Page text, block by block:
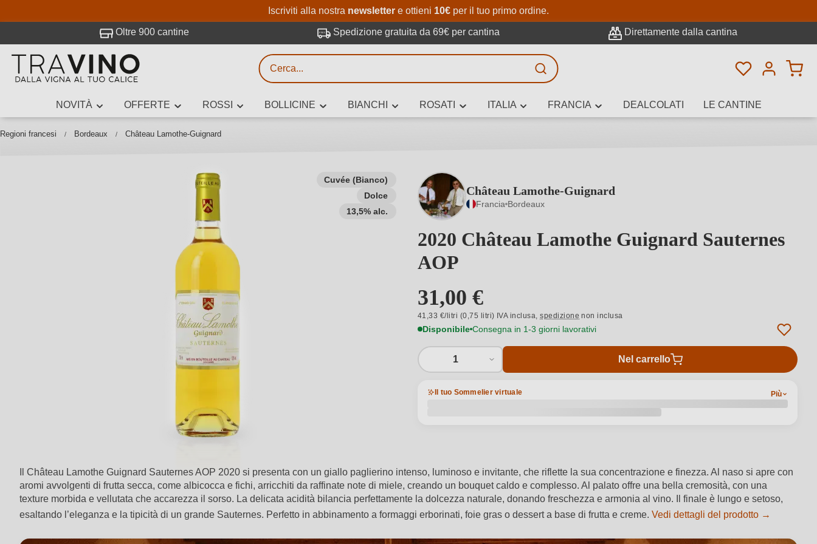
Passa al contenuto principale
Salta alla ricerca
Passa alla navigazione principale
Iscriviti alla nostra newsletter e ottieni 10€ per il tuo primo ordine.
Oltre 900 cantine Spedizione gratuita da 69€ per cantina Direttamente dalla cantina
Hai 0 articoli
NOVITÀ OFFERTE ROSSI BOLLICINE BIANCHI ROSATI ITALIA FRANCIA DEALCOLATI LE CANTINE
Regioni francesi Bordeaux Château Lamothe-Guignard
Cuvée (Bianco)
Dolce
13,5% alc.
Château Lamothe-Guignard
Francia Bordeaux
2020 Château Lamothe Guignard Sauternes
AOP
31,00 €
41,33 €/litri (0,75 litri) IVA inclusa,spedizione non inclusa
Disponibile Consegna in 1-3 giorni lavorativi
1 Nel carrello
Il tuo Sommelier virtuale Più
Il Château Lamothe Guignard Sauternes AOP 2020 si presenta con un giallo paglierino intenso, luminoso e invitante, che riflette la sua concentrazione e finezza. Al naso si apre con
aromi avvolgenti di frutta secca, come albicocca e fichi, arricchiti da raffinate note di miele, creando un bouquet caldo e complesso. Al palato offre una bella cremosità, con una
texture morbida e vellutata che accarezza il sorso. La delicata acidità bilancia perfettamente la dolcezza naturale, donando freschezza e armonia al vino. Il finale è lungo e setoso,
esaltando l’eleganza e la tipicità di un grande Sauternes. Perfetto in abbinamento a formaggi erborinati, foie gras o dessert a base di frutta e creme. Vedi dettagli del prodotto →
Ricerca vini
Inserisci almeno 3 caratteri
Ricerca avanzata
Descrivi il vino stai cercando – per gusto, occasione, nome del vino, vitigno, regione, cantina o
altri criteri.
Travino.